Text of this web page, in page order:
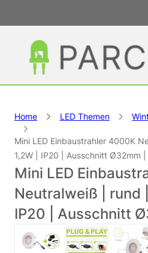
Home LED Themen
Mini LED Einbaustrahler 4000K
1,2W | IP20 | Ausschnitt Ø32mm
Mini LED
Neutralweiß | rund |
IP20 | Ausschnitt